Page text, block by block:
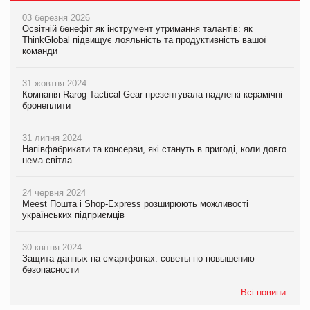
03 березня 2026
Освітній бенефіт як інструмент утримання талантів: як
ThinkGlobal підвищує лояльність та продуктивність вашої
команди
31 жовтня 2024
Компанія Rarog Tactical Gear презентувала надлегкі керамічні
бронеплити
31 липня 2024
Напівфабрикати та консерви, які стануть в пригоді, коли довго
нема світла
24 червня 2024
Meest Пошта і Shop-Express розширюють можливості
українських підприємців
30 квітня 2024
Защита данных на смартфонах: советы по повышению
безопасности
Всі новини